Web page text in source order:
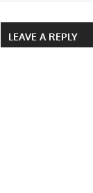
по
Post:
LEAVE A REPLY